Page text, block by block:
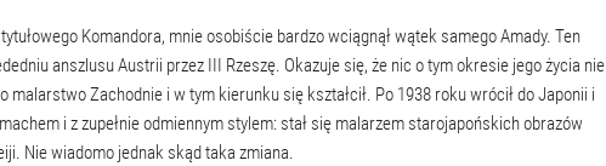
Komandora, mnie osobiście bardzo wciągnął wątek samego Amady. Ten
anszlusu Austrii przez III Rzeszę. Okazuje się, że nic o tym okresie jego życia nie
malarstwo Zachodnie i w tym kierunku się kształcił. Po 1938 roku wrócił do Japonii i
i z zupełnie odmiennym stylem: stał się malarzem starojapońskich obrazów
Nie wiadomo jednak skąd taka zmiana.